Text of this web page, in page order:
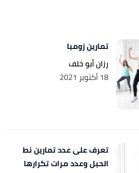
تمارين زومبا
رزان أبو خلف
18 أكتوبر 2021
تعرف على عدد تمارين نط
الحبل وعدد مرات تكرارها